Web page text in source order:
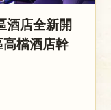
酒店全新開
檔酒店幹